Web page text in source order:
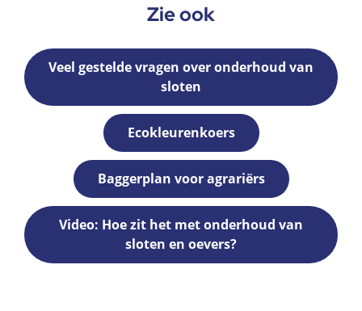
Zie ook
Veel gestelde vragen over onderhoud van
sloten
Ecokleurenkoers
Baggerplan voor agrariërs
Video: Hoe zit het met onderhoud van
sloten en oevers?